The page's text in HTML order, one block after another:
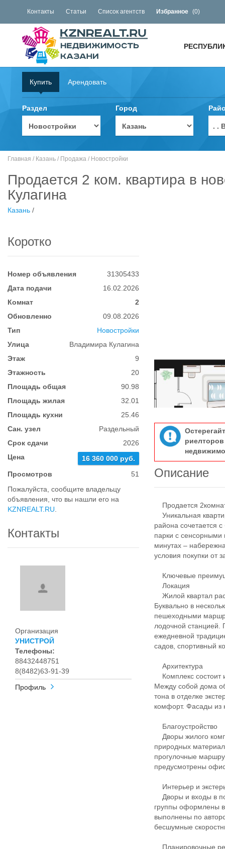
Контакты Статьи Список агентств Избранное (0)
Купить Арендовать
Раздел Город
. .
Главная / Казань / Продажа / Новостройки
Продается 2 ком. квартира в
Кулагина
Казань /
Коротко
Номер объявления
31305433
Дата подачи
16.02.2026
Комнат
2
Обновленно
09.08.2026
Тип
Новостройки
Улица
Владимира Кулагина
Этаж
9
Этажность
20
Площадь общая
90.98
Площадь жилая
32.01
Площадь кухни
25.46
Сан. узел
Раздельный
Срок сдачи
2026
Цена
16 360 000 руб.
Просмотров
51
Пожалуйста, сообщите владельцу
объявления, что вы нашли его на
KZNREALT.RU
Контакты
Организация
УНИСТРОЙ
Телефоны:
88432448751
8(8482)63-91-39
Профиль
Описание
Продается
Уникальная
района сочетается
парки с
минутах –
условия покупки от
Ключевые
Локация
Жилой квартал
Буквально в
пешеходными
лодочной станцией.
ежедневной
садов, спортивный
Архитектура
Комплекс состоит
Между собой дома
тона в отделке
комфорт. Фасады из
Благоустройство
Дворы жилого
природных
прогулочные
предусмотрены
Интерьер и
Дворы и входы в
группы оформлены
выполнены по
бесшумные
Планировочные